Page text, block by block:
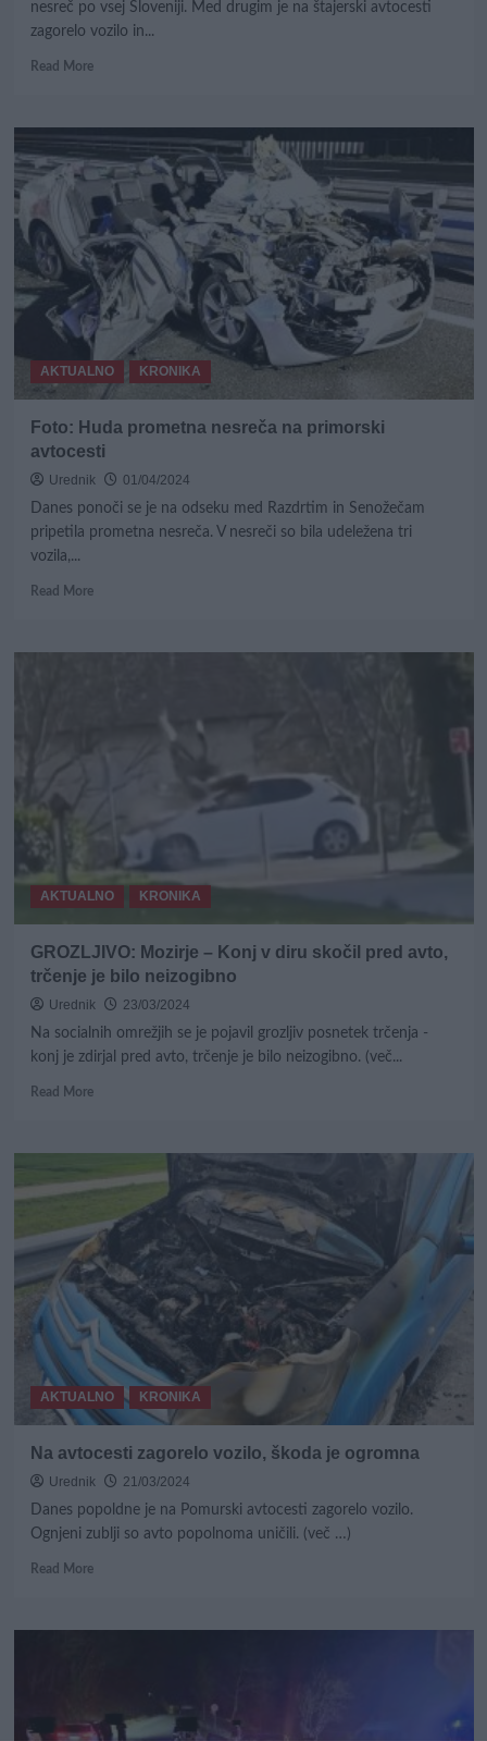
nesreč po vsej Sloveniji. Med drugim je na štajerski avtocesti
zagorelo vozilo in...
Read MoreRead
Kaos
na
cestah:
Tepanju
štajerski
avtocesti
vozilo
popolnoma
zgorelo
AKTUALNO KRONIKA
Foto: Huda prometna nesreča na primorski
avtocesti
Urednik
01/04/2024
Danes ponoči se je na odseku med Razdrtim in Senožečam
pripetila prometna nesreča. V nesreči so bila udeležena tri
vozila,...
Read MoreRead
Foto:
AKTUALNO KRONIKA
GROZLJIVO: Mozirje – Konj v diru skočil pred avto,
trčenje je bilo neizogibno
Urednik
23/03/2024
Na socialnih omrežjih se je pojavil grozljiv posnetek trčenja -
konj je zdirjal pred avto, trčenje je bilo neizogibno. (več...
Read MoreRead
GROZLJIVO:
–
v
diru
skočil
pred
avto,
trčenje
je
bilo
neizogibno
AKTUALNO KRONIKA
Na avtocesti zagorelo vozilo, škoda je ogromna
Urednik
21/03/2024
Danes popoldne je na Pomurski avtocesti zagorelo vozilo.
Ognjeni zublji so avto popolnoma uničili. (več …)
Read MoreRead
Na
je